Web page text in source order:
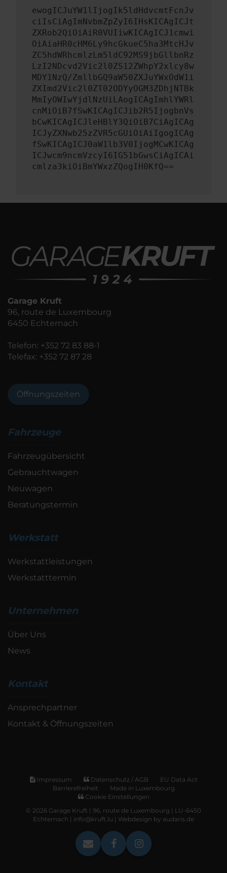
ewogICJuYW1lIjogIk5ldHdvcmtFcnJv
ciIsCiAgImNvbmZpZyI6IHsKICAgICJt
ZXRob2QiOiAiR0VUIiwKICAgICJ1cmwi
OiAiaHR0cHM6Ly9hcGkueC5ha3MtcHJv
ZC5hdWRhcmlzLm5ldC92MS9jbGllbnRz
LzI2NDcvd2Vic2l0ZS12ZWhpY2xlcy8w
MDY1NzQ/ZmllbGQ9aW50ZXJuYWxOdW1i
ZXImd2Vic2l0ZT02ODYyOGM3ZDhjNTBk
MmIyOWIwYjdlNzUiLAogICAgImhlYWRl
cnMiOiB7fSwKICAgICJib2R5IjogbnVs
bCwKICAgICJleHBlY3QiOiB7CiAgICAg
ICJyZXNwb25zZVR5cGUiOiAiIgogICAg
fSwKICAgICJ0aW1lb3V0IjogMCwKICAg
ICJwcm9ncmVzcyI6IG51bGwsCiAgICAi
cmlza3kiOiBmYWxzZQogIH0KfQ==
Garage Kruft
96, route de Luxembourg
6450 Echternach
Telefon: +352 72 83 88-1
Telefax: +352 72 87 28
Öffnungszeiten
Fahrzeuge
Fahrzeugübersicht
Gebrauchtwagen
Neuwagen
Beratungstermin
Werkstatt
Werkstattleistungen
Werkstatttermin
Unternehmen
Über Uns
News
Kontakt
Ansprechpartner
Kontakt & Öffnungszeiten
Impressum Datenschutz / AGB
EU Data Act
Barrierefreiheit
Made in Luxembourg
Cookie Einstellungen
© 2026 Garage Kruft | 96, route de Luxembourg | LU-6450
Echternach | info@kruft.lu | Webdesign by audaris.de